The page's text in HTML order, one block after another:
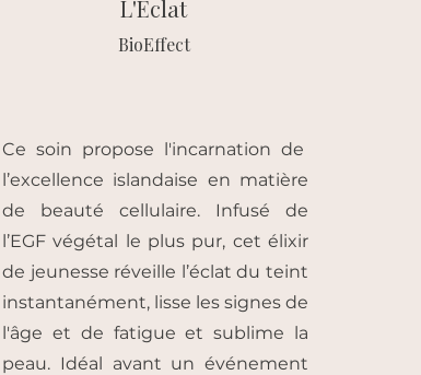
L'Éclat
BioEffect
Ce soin propose l'incarnation de
l’excellence islandaise en matière
de beauté cellulaire. Infusé de
l’EGF végétal le plus pur, cet élixir
de jeunesse réveille l’éclat du teint
instantanément, lisse les signes de
l'âge et de fatigue et sublime la
peau. Idéal avant un événement